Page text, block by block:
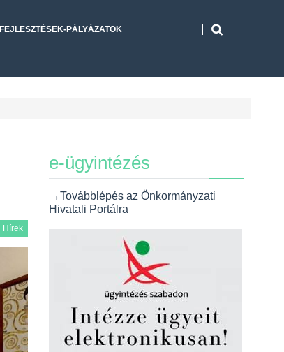
FEJLESZTÉSEK-PÁLYÁZATOK
Hírek
e-ügyintézés
→Továbblépés az Önkormányzati
Hivatali Portálra